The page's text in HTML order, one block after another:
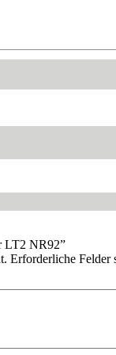
LT2 NR92”
Erforderliche Felder